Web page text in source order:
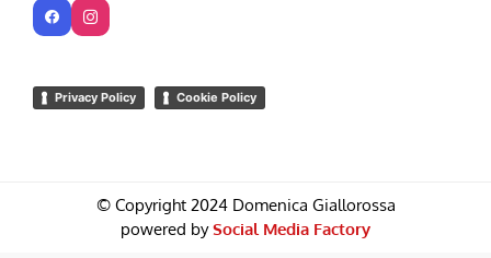
Privacy Policy Cookie Policy
© Copyright 2024 Domenica Giallorossa
powered bySocial Media Factory